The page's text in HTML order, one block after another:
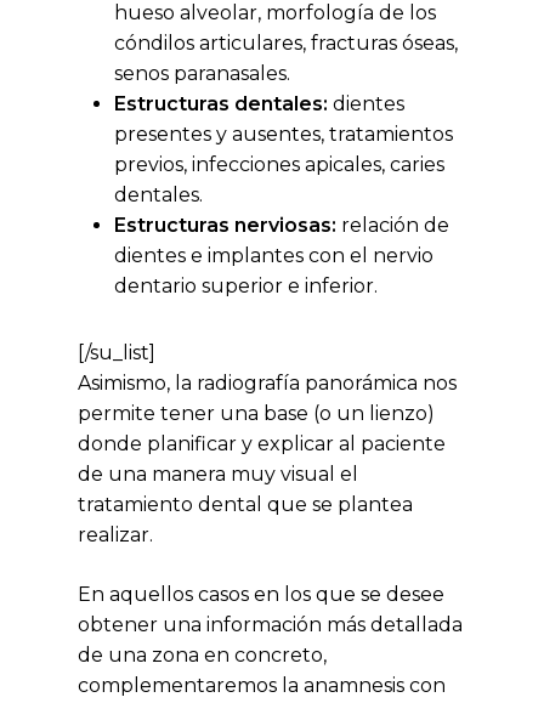
hueso alveolar, morfología de los
cóndilos articulares, fracturas óseas,
senos paranasales.
Estructuras dentales: dientes
presentes y ausentes, tratamientos
previos, infecciones apicales, caries
dentales.
Estructuras nerviosas: relación de
dientes e implantes con el nervio
dentario superior e inferior.
[/su_list]
Asimismo, la radiografía panorámica nos
permite tener una base (o un lienzo)
donde planificar y explicar al paciente
de una manera muy visual el
tratamiento dental que se plantea
realizar.
En aquellos casos en los que se desee
obtener una información más detallada
de una zona en concreto,
complementaremos la anamnesis con